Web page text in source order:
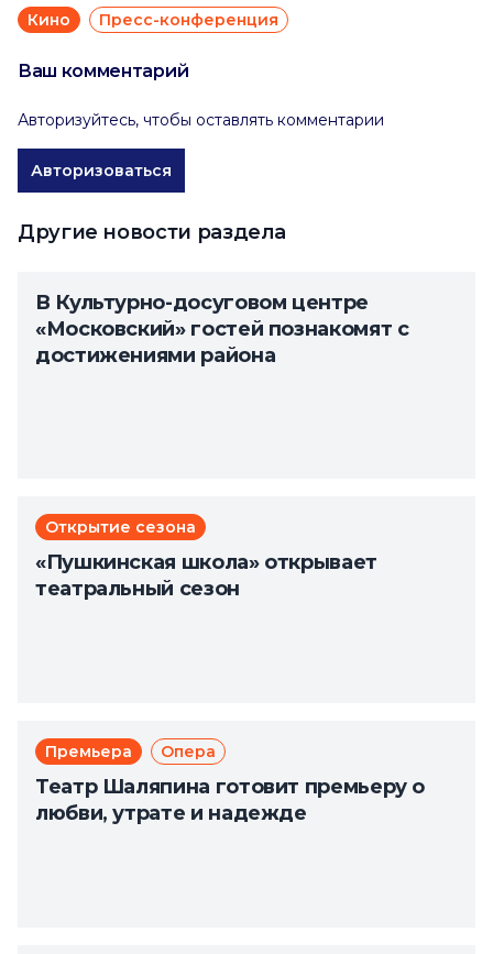
Кино Пресс-конференция
Ваш комментарий
Авторизуйтесь, чтобы оставлять комментарии
Авторизоваться
Другие новости раздела
В Культурно-досуговом центре
«Московский» гостей познакомят с
достижениями района
Открытие сезона
«Пушкинская школа» открывает
театральный сезон
Премьера Опера
Театр Шаляпина готовит премьеру о
любви, утрате и надежде